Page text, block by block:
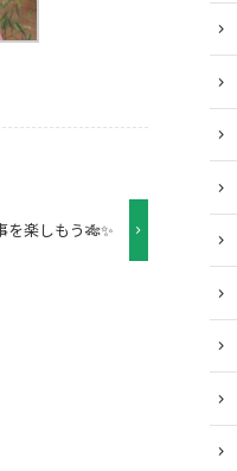
を楽しもう🎋✨